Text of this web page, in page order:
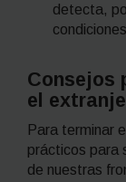
detecta,
Consejos
el
Para terminar
prácticos para
de nuestras